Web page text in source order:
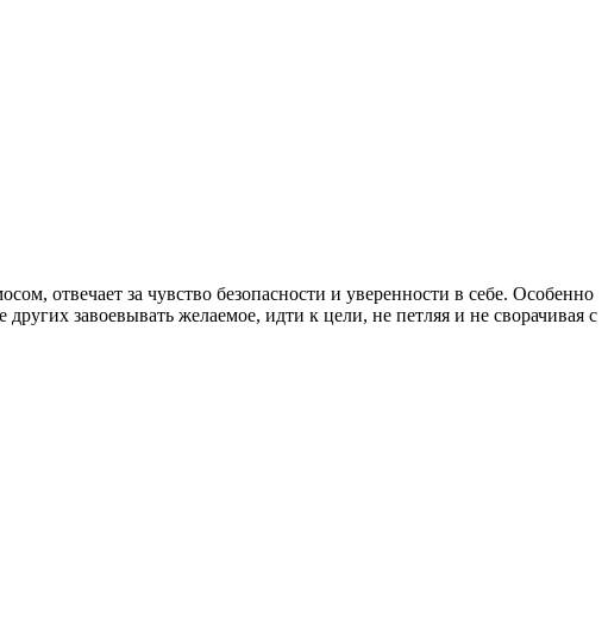
отвечает за чувство безопасности и уверенности в себе. Особенно
завоевывать желаемое, идти к цели, не петляя и не сворачивая с